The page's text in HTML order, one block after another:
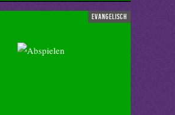
evangelisch